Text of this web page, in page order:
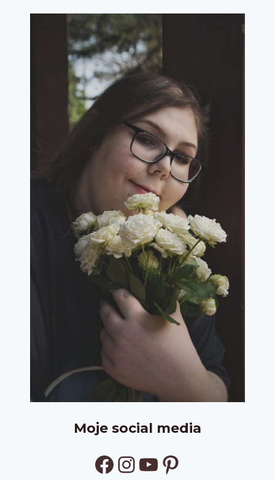
Moje social media
Facebook
Instagram
YouTube
Pinterest